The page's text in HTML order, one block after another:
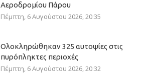
Αεροδρομίου Πάρου
Πέμπτη, 6 Αυγούστου 2026, 20:35
Ολοκληρώθηκαν 325 αυτοψίες στις
πυρόπληκτες περιοχές
Πέμπτη, 6 Αυγούστου 2026, 20:32